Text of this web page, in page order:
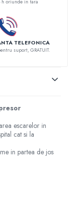
h oriunde in tara
TELEFONICA
suport, GRATUIT.
escarelor in
cat si la
in partea de jos